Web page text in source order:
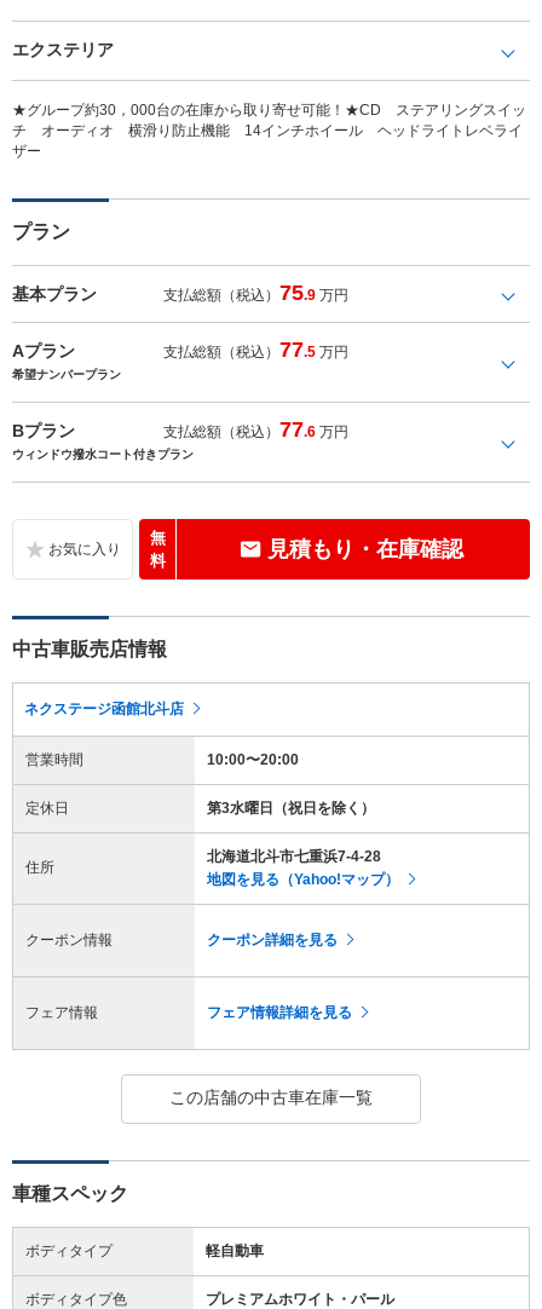
エクステリア
★グループ約30，000台の在庫から取り寄せ可能！★CD ステアリングスイッ
チ オーディオ 横滑り防止機能 14インチホイール ヘッドライトレベライ
ザー
プラン
基本プラン 支払総額（税込） 75.9 万円
Aプラン 支払総額（税込） 77.5 万円
希望ナンバープラン
Bプラン 支払総額（税込） 77.6 万円
ウィンドウ撥水コート付きプラン
無
料
見積もり・在庫確認
中古車販売店情報
ネクステージ函館北斗店
営業時間 10:00〜20:00
定休日 第3水曜日（祝日を除く）
住所
北海道北斗市七重浜7-4-28
地図を見る（Yahoo!マップ）
クーポン情報 クーポン詳細を見る
フェア情報 フェア情報詳細を見る
この店舗の中古車在庫一覧
車種スペック
ボディタイプ 軽自動車
ボディタイプ色 プレミアムホワイト・パール